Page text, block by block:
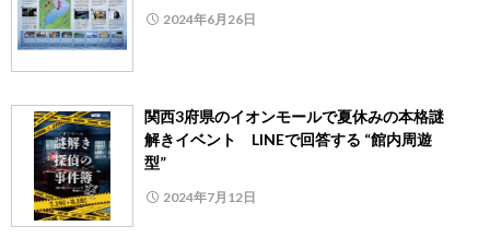
2024年6月26日
関西3府県のイオンモールで夏休みの本格謎
解きイベント LINEで回答する “館内周遊
型”
2024年7月12日